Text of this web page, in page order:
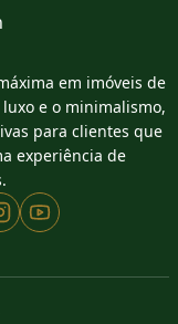
em imóveis de
e o minimalismo,
para clientes que
experiência de